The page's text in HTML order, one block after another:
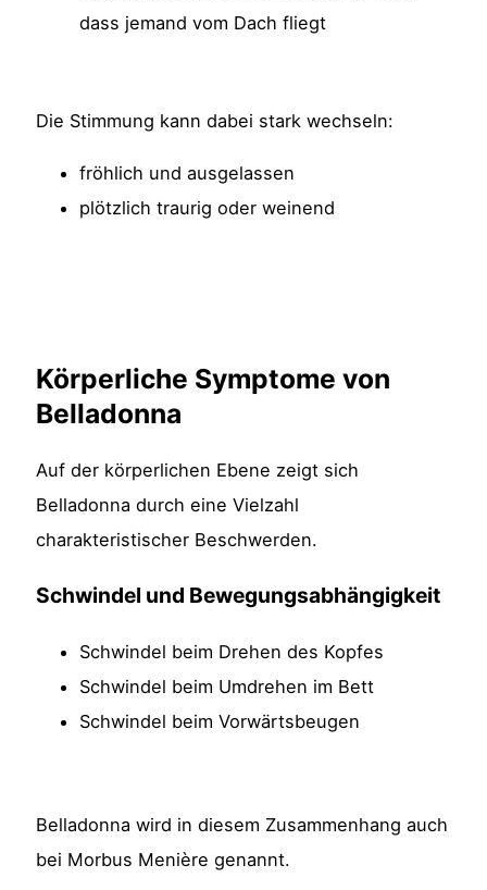
dass jemand vom Dach fliegt
Die Stimmung kann dabei stark wechseln:
fröhlich und ausgelassen
plötzlich traurig oder weinend
Körperliche Symptome von
Belladonna
Auf der körperlichen Ebene zeigt sich
Belladonna durch eine Vielzahl
charakteristischer Beschwerden.
Schwindel und Bewegungsabhängigkeit
Schwindel beim Drehen des Kopfes
Schwindel beim Umdrehen im Bett
Schwindel beim Vorwärtsbeugen
Belladonna wird in diesem Zusammenhang auch
bei Morbus Menière genannt.